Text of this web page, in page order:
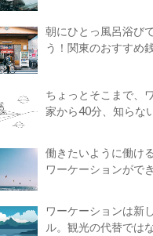
朝にひとっ風呂浴び
う！関東のおすすめ
ちょっとそこまで、
家から40分、知らな
働きたいように働け
ワーケーションがで
ワーケーションは新
ル。観光の代替では